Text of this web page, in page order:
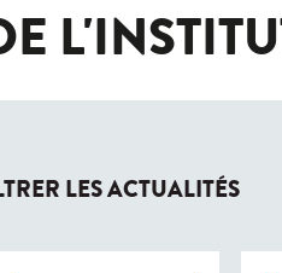
LES ACTUALITÉS